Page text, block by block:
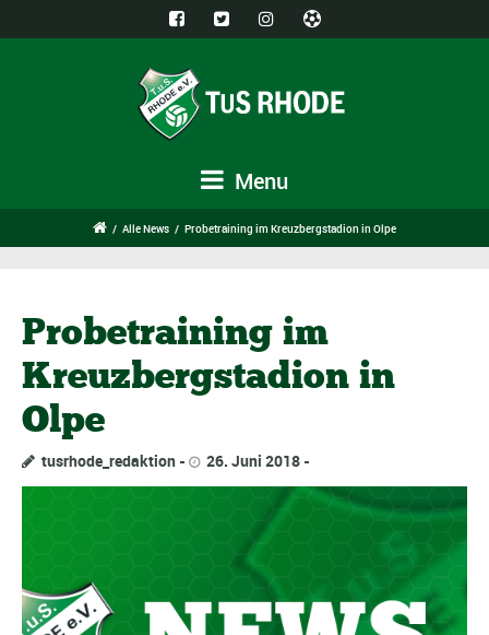
Menu
/ Alle News / Probetraining im Kreuzbergstadion in Olpe
Probetraining im
Kreuzbergstadion in
Olpe
tusrhode_redaktion 26. Juni 2018